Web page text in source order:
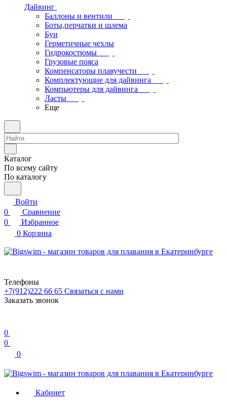
Дайвинг
Баллоны и вентили
Боты,перчатки и шлема
Буи
Герметичные чехлы
Гидрокостюмы
Грузовые пояса
Компенсаторы плавучести
Комплектующие для дайвинга
Компьютеры для дайвинга
Ласты
Еще
Каталог
По всему сайту
По каталогу
Войти
0
Сравнение
0
Избранное
0 Корзина
Телефоны
+7(912)222 66 65 Связаться с нами
Заказать звонок
0
0
0
Кабинет